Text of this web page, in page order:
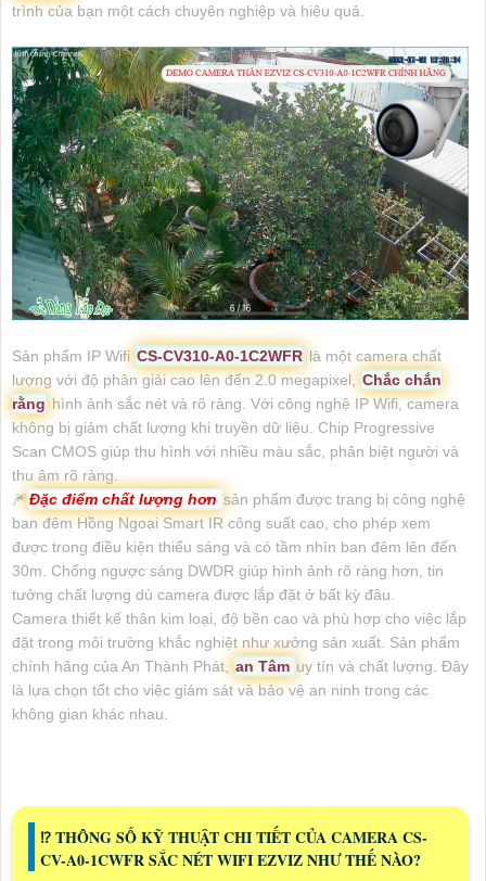
trình của bạn một cách chuyên nghiệp và hiệu quả.
Sản phẩm IP Wifi CS-CV310-A0-1C2WFR là một camera chất
lượng với độ phân giải cao lên đến 2.0 megapixel, Chắc chắn
rằng hình ảnh sắc nét và rõ ràng. Với công nghệ IP Wifi, camera
không bị giảm chất lượng khi truyền dữ liệu. Chip Progressive
Scan CMOS giúp thu hình với nhiều màu sắc, phân biệt người và
thu âm rõ ràng.
🎆Đặc điểm chất lượng hơn sản phẩm được trang bị công nghệ
ban đêm Hồng Ngoại Smart IR công suất cao, cho phép xem
được trong điều kiện thiếu sáng và có tầm nhìn ban đêm lên đến
30m. Chống ngược sáng DWDR giúp hình ảnh rõ ràng hơn, tin
tưởng chất lượng dù camera được lắp đặt ở bất kỳ đâu.
Camera thiết kế thân kim loại, độ bền cao và phù hợp cho việc lắp
đặt trong môi trường khắc nghiệt như xưởng sản xuất. Sản phẩm
chính hãng của An Thành Phát, an Tâm uy tín và chất lượng. Đây
là lựa chọn tốt cho việc giám sát và bảo vệ an ninh trong các
không gian khác nhau.
⁉️ THÔNG SỐ KỸ THUẬT CHI TIẾT CỦA CAMERA CS-
CV-A0-1CWFR SẮC NÉT WIFI EZVIZ NHƯ THẾ NÀO?